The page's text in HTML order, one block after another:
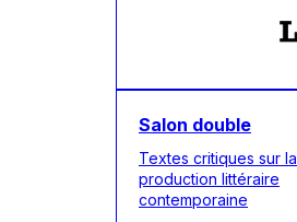
Salon double
Textes critiques sur la
production littéraire
contemporaine